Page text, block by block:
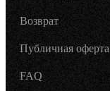
Возврат
Публичная оферта
FAQ